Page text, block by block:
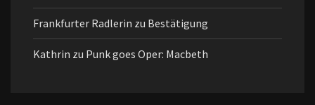
Frankfurter Radlerin zu Bestätigung
Kathrin zu Punk goes Oper: Macbeth